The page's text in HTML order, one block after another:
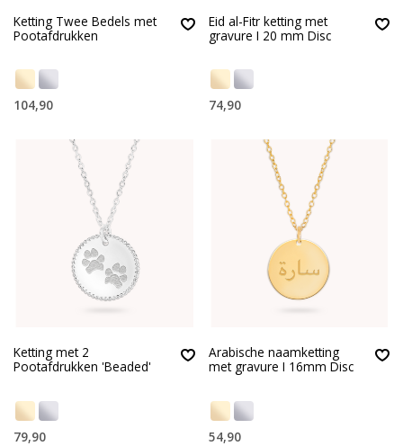
Ketting Twee Bedels met
Pootafdrukken
104,90
Eid al-Fitr ketting met
gravure I 20 mm Disc
74,90
Ketting met 2
Pootafdrukken 'Beaded'
79,90
Arabische naamketting
met gravure I 16mm Disc
54,90